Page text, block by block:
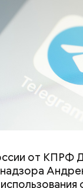
от КПРФ
Москва»
Лазуренко,